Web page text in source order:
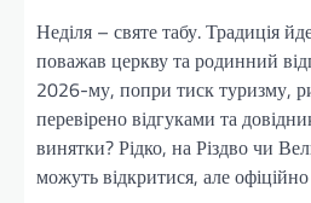
Неділя – святе табу. Традиція
поважав церкву та родинний
2026-му, попри тиск туризму,
перевірено відгуками та
винятки? Рідко, на Різдво чи
можуть відкритися, але